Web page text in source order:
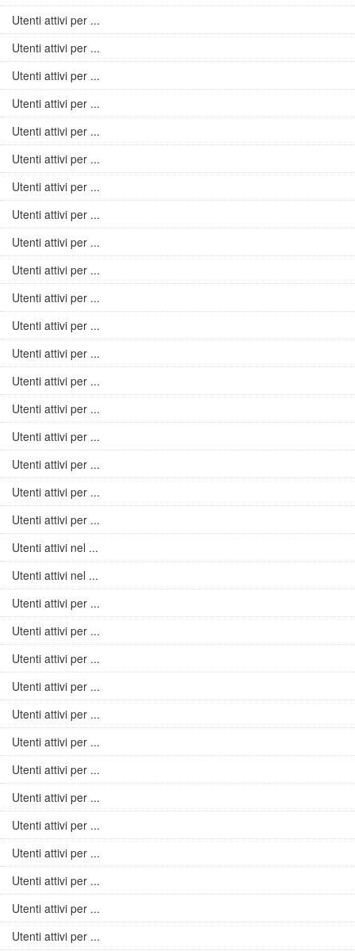
Utenti attivi per ...
Utenti attivi per ...
Utenti attivi per ...
Utenti attivi per ...
Utenti attivi per ...
Utenti attivi per ...
Utenti attivi per ...
Utenti attivi per ...
Utenti attivi per ...
Utenti attivi per ...
Utenti attivi per ...
Utenti attivi per ...
Utenti attivi per ...
Utenti attivi per ...
Utenti attivi per ...
Utenti attivi per ...
Utenti attivi per ...
Utenti attivi per ...
Utenti attivi per ...
Utenti attivi nel ...
Utenti attivi nel ...
Utenti attivi per ...
Utenti attivi per ...
Utenti attivi per ...
Utenti attivi per ...
Utenti attivi per ...
Utenti attivi per ...
Utenti attivi per ...
Utenti attivi per ...
Utenti attivi per ...
Utenti attivi per ...
Utenti attivi per ...
Utenti attivi per ...
Utenti attivi per ...